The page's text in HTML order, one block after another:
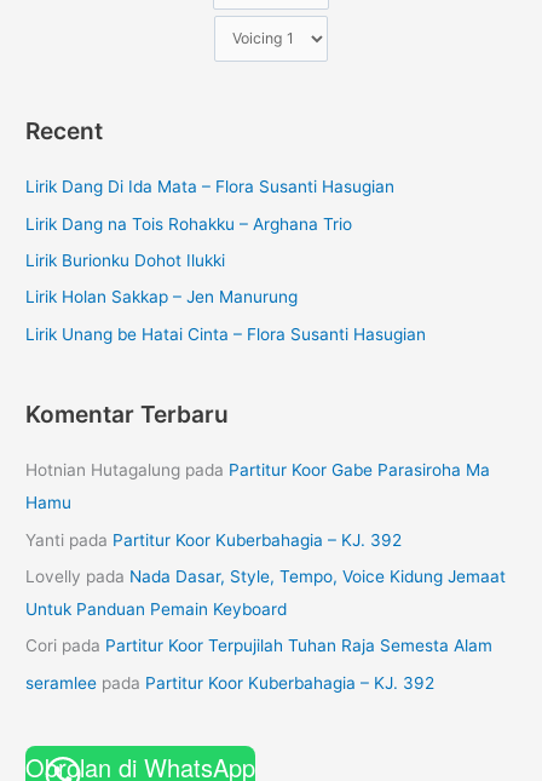
Recent
Lirik Dang Di Ida Mata – Flora Susanti Hasugian
Lirik Dang na Tois Rohakku – Arghana Trio
Lirik Burionku Dohot Ilukki
Lirik Holan Sakkap – Jen Manurung
Lirik Unang be Hatai Cinta – Flora Susanti Hasugian
Komentar Terbaru
Hotnian Hutagalung pada Partitur Koor Gabe Parasiroha Ma
Hamu
Yanti pada Partitur Koor Kuberbahagia – KJ. 392
Lovelly pada Nada Dasar, Style, Tempo, Voice Kidung Jemaat
Untuk Panduan Pemain Keyboard
Cori pada Partitur Koor Terpujilah Tuhan Raja Semesta Alam
seramlee pada Partitur Koor Kuberbahagia – KJ. 392
Obrolan di WhatsApp